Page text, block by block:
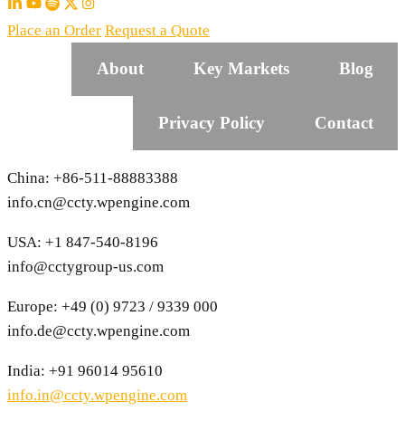
Place an Order Request a Quote
About Key Markets Blog
Privacy Policy Contact
China: +86-511-88883388
info.cn@ccty.wpengine.com
USA: +1 847-540-8196
info@cctygroup-us.com
Europe: +49 (0) 9723 / 9339 000
info.de@ccty.wpengine.com
India: +91 96014 95610
info.in@ccty.wpengine.com